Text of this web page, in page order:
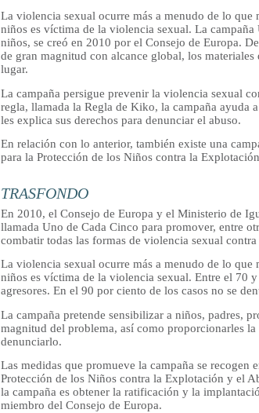
s
La violencia sexual ocurre más a menudo de lo que
niños es víctima de la violencia sexual. La
niños, se creó en 2010 por el Consejo de Europa.
de gran magnitud con alcance global, los
lugar.
La campaña persigue prevenir la violencia sexual
regla, llamada la Regla de Kiko, la campaña ayuda
les explica sus derechos para denunciar el abuso.
En relación con lo anterior, también existe una
para la Protección de los Niños contra la
TRASFONDO
En 2010, el Consejo de Europa y el Ministerio de
llamada Uno de Cada Cinco para promover, entre
combatir todas las formas de violencia sexual
La violencia sexual ocurre más a menudo de lo
niños es víctima de la violencia sexual. Entre el 70
agresores. En el 90 por ciento de los casos no se
La campaña pretende sensibilizar a niños, padres,
magnitud del problema, así como proporcionarles
denunciarlo.
Las medidas que promueve la campaña se
Protección de los Niños contra la Explotación y el
la campaña es obtener la ratificación y la
miembro del Consejo de Europa.